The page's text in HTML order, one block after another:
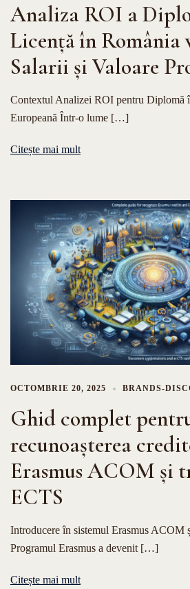
Analiza ROI a
Licență în România
Salarii și Valoare
Contextul Analizei ROI pentru Diplomă
Europeană Într-o lume […]
Citește mai mult
OCTOMBRIE 20, 2025 BRANDS-
Ghid complet
recunoașterea
Erasmus ACOM și
ECTS
Introducere în sistemul Erasmus ACOM
Programul Erasmus a devenit […]
Citește mai mult